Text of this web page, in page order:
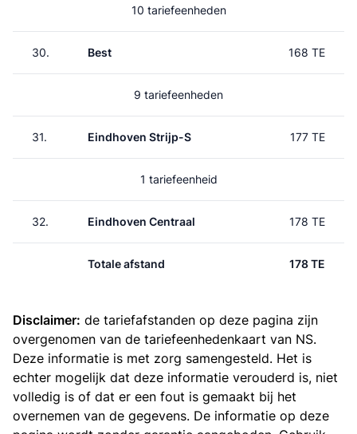
10 tariefeenheden
30. Best 168 TE
9 tariefeenheden
31. Eindhoven Strijp-S 177 TE
1 tariefeenheid
32. Eindhoven Centraal 178 TE
Totale afstand 178 TE
Disclaimer: de tariefafstanden op deze pagina zijn
overgenomen van de tariefeenhedenkaart van NS.
Deze informatie is met zorg samengesteld. Het is
echter mogelijk dat deze informatie verouderd is, niet
volledig is of dat er een fout is gemaakt bij het
overnemen van de gegevens. De informatie op deze